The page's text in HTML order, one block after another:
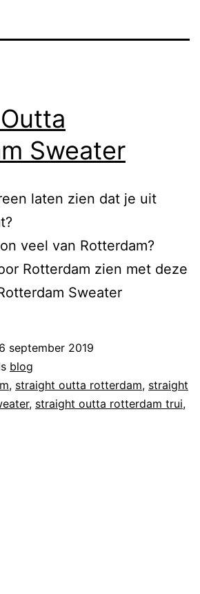
Sweater
laten zien dat je uit
veel van Rotterdam?
Rotterdam zien met deze
Sweater
september 2019
blog
, straight outta rotterdam, straight
, straight outta rotterdam trui,